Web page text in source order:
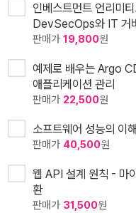
인베스트먼트 언리미
DevSecOps와 IT 거
판매가 19,800원
예제로 배우는 Argo
애플리케이션 관리
판매가 22,500원
소프트웨어 성능의 이해
판매가 40,500원
웹 API 설계 원칙 - 마
환
판매가 31,500원